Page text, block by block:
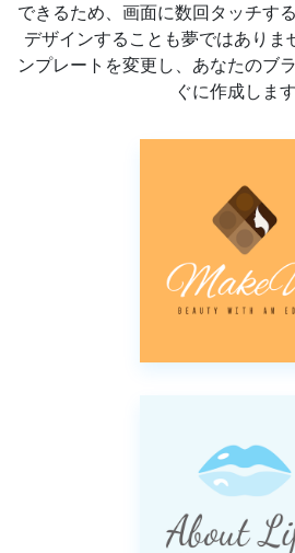
できるため、画面に数回タッチす
デザインすることも夢ではありま
ンプレートを変更し、あなたのブ
ぐに作成します